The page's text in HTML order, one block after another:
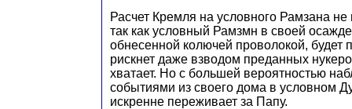
Расчет Кремля на условного Рамзана
так как условный Рамзмн в своей
обнесенной колючей проволокой, будет
рискнет даже взводом преданных
хватает. Но с большей вероятностью
событиями из своего дома в условном
искренне переживает за Папу.